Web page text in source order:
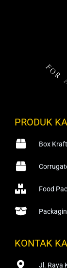
PRODUK
Box Kraft
Food
KONTAK
Jl. Raya